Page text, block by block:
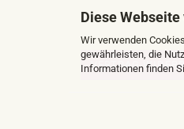
Diese
Wir verwenden
gewährleisten, die
Informationen finden
VERTRAG